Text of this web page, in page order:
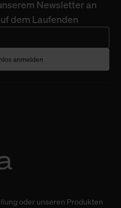
Newsletter an
dem Laufenden
anmelden
oder unseren Produkten